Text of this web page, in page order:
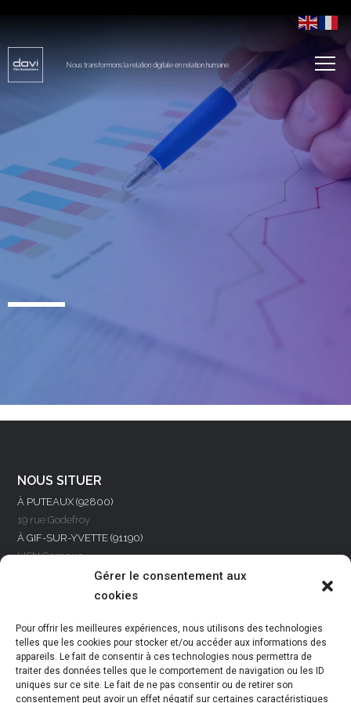
Gérer le consentement aux
cookies
Pour offrir les meilleures expériences, nous utilisons des technologies
telles que les cookies pour stocker et/ou accéder aux informations des
appareils. Le fait de consentir à ces technologies nous permettra de
traiter des données telles que le comportement de navigation ou les ID
uniques sur ce site. Le fait de ne pas consentir ou de retirer son
consentement peut avoir un effet négatif sur certaines caractéristiques
Nous transformons la relation digitale en relation humaine.
NOUS SITUER
À PUTEAUX (92800)
19 rue Godefroy
À GIF-SUR-YVETTE (91190)
LISN Campus
24 rue Jean Mermoz
8 rue des Docks Rémois
NOUS CONTACTER
Par téléphone